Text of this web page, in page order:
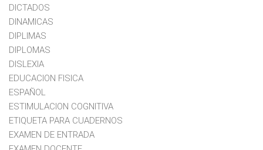
DICTADOS
DINAMICAS
DIPLIMAS
DIPLOMAS
DISLEXIA
EDUCACION FISICA
ESPAÑOL
ESTIMULACION COGNITIVA
ETIQUETA PARA CUADERNOS
EXAMEN DE ENTRADA